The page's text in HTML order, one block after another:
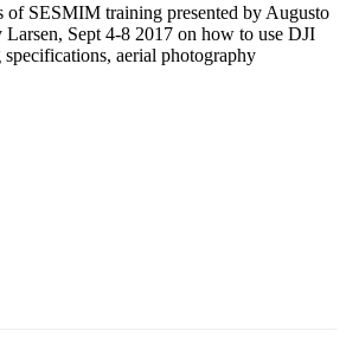
of SESMIM training presented by Augusto
Sept 4-8 2017 on how to use DJI
aerial photography